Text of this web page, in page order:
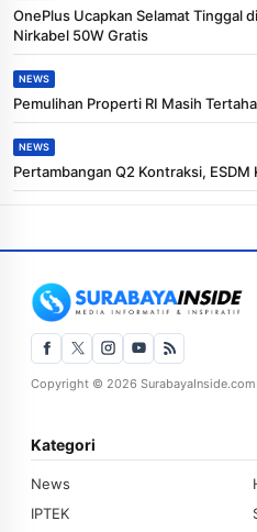
OnePlus Ucapkan Selamat Tinggal
Nirkabel 50W Gratis
NEWS
Pemulihan Properti RI Masih
NEWS
Pertambangan Q2 Kontraksi, ESDM
Copyright © 2026
Kategori
News
IPTEK